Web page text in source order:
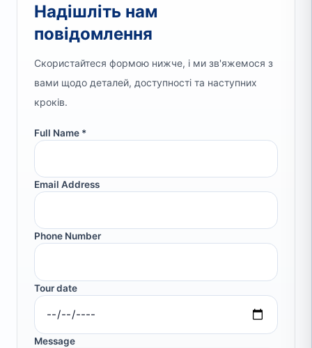
Надішліть нам
повідомлення
Скористайтеся формою нижче, і ми зв'яжемося з
вами щодо деталей, доступності та наступних
кроків.
Full Name *
Email Address
Phone Number
Tour date
Message